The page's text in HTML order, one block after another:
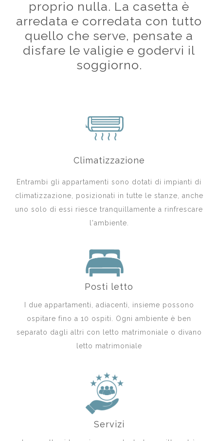
proprio nulla. La casetta è
arredata e corredata con tutto
quello che serve, pensate a
disfare le valigie e godervi il
soggiorno.
Climatizzazione
Entrambi gli appartamenti sono dotati di impianti di
climatizzazione, posizionati in tutte le stanze, anche
uno solo di essi riesce tranquillamente a rinfrescare
l'ambiente.
Posti letto
I due appartamenti, adiacenti, insieme possono
ospitare fino a 10 ospiti. Ogni ambiente è ben
separato dagli altri con letto matrimoniale o divano
letto matrimoniale
Servizi